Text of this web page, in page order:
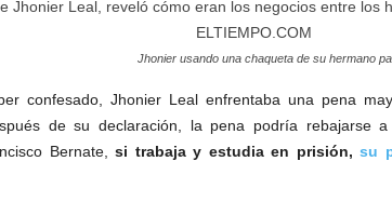
suya y justicia de su familia, Jhonier Leal dejó
la Fiscalía. Al verse acorralado por las evidencias,
Jhonier Leal aceptó los cargos y le pidió
intentado ocultar toda la evidencia del
su hermano.